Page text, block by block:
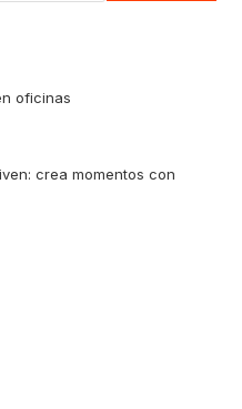
oficinas
crea momentos con